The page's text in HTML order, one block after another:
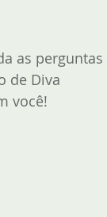
as perguntas
de Diva
você!